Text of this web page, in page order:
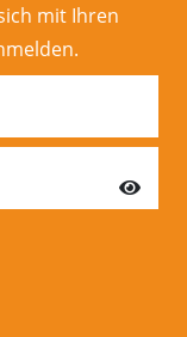
mit Ihren